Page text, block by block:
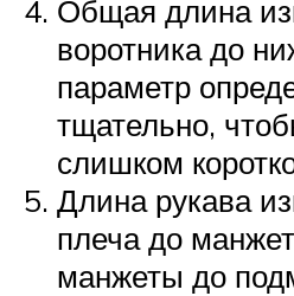
Общая длина
воротника до
параметр
тщательно,
слишком
Длина рукава
плеча до
манжеты до